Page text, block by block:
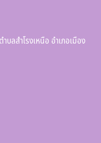
บลสำโรงเหนือ อำเภอเมือง